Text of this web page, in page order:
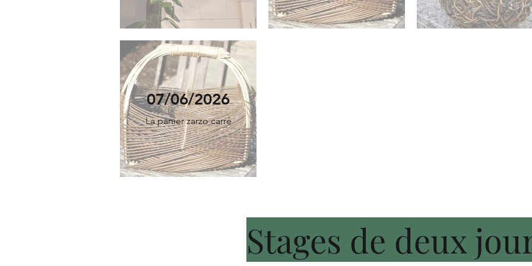
07/06/2026
La panier zarzo carré
Stages de deux